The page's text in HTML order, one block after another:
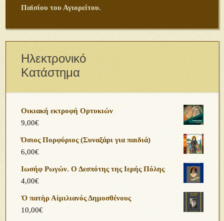
Παϊσίου του Αγιορείτου.
Ηλεκτρονικό
Κατάστημα
Οικιακή εκτροφή Ορτυκιών
9,00€
Όσιος Πορφύριος (Συναξάρι για παιδιά)
6,00€
Ιωσήφ Ρωγών. Ο Δεσπότης της Ιερής Πόλης
4,00€
Ὁ πατὴρ Αἰμιλιανός Δημοσθένους
10,00€